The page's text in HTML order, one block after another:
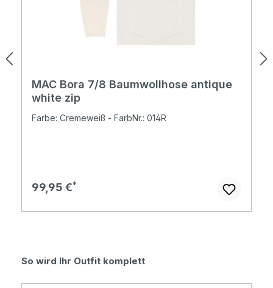
MAC Bora 7/8 Baumwollhose antique
white zip
Farbe: Cremeweiß - FarbNr.: 014R
Regulärer Preis:
99,95 €
Produktgalerie überspringen
So wird Ihr Outfit komplett